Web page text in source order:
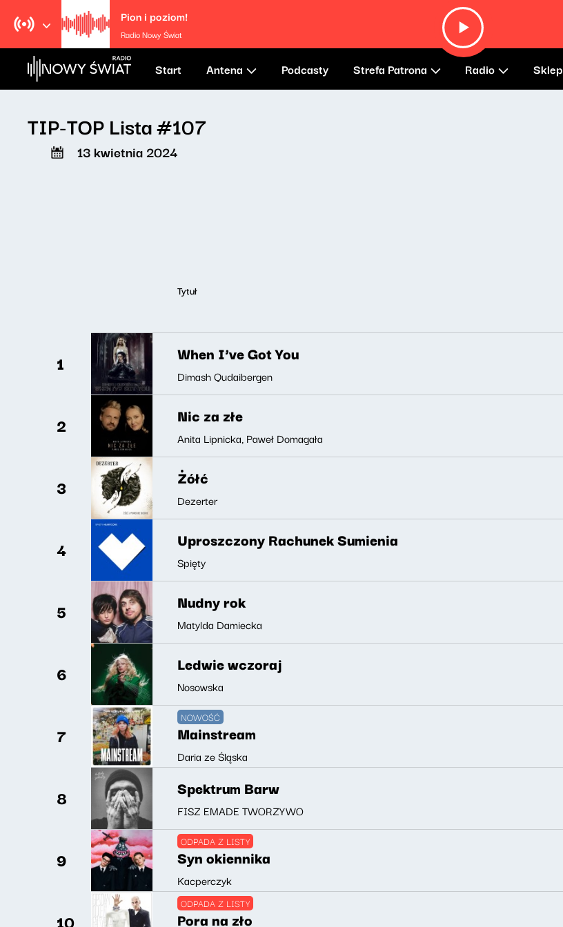
Pion i poziom!
Radio Nowy Świat
Start Antena Podcasty Strefa Patrona Radio Sklep
TIP-TOP Lista #107
13 kwietnia 2024
Tytuł
1 When I’ve Got You
Dimash Qudaibergen
2 Nic za złe
Anita Lipnicka, Paweł Domagała
3 Żółć
Dezerter
4 Uproszczony Rachunek Sumienia
Spięty
5 Nudny rok
Matylda Damiecka
6 Ledwie wczoraj
Nosowska
7
NOWOŚĆ
Mainstream
Daria ze Śląska
8 Spektrum Barw
FISZ EMADE TWORZYWO
9
ODPADA Z LISTY
Syn okiennika
Kacperczyk
10
ODPADA Z LISTY
Pora na zło